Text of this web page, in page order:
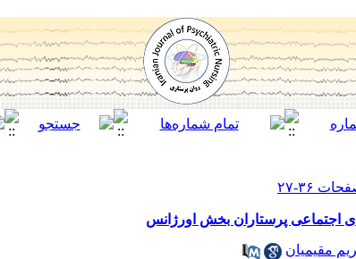
اجتماعی پرستاران بخش اورژانس
مقیمیان